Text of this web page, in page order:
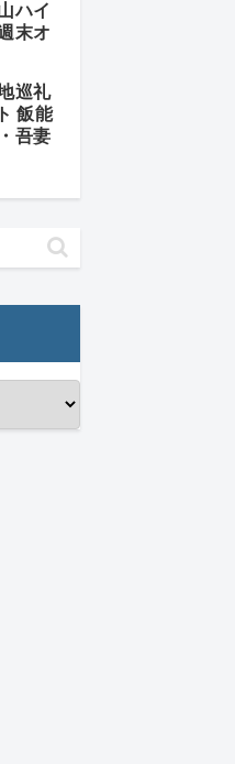
ハイ
末オ
巡礼
飯能
吾妻